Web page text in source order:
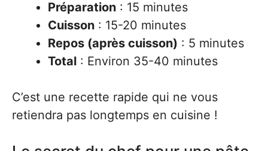
Préparation : 15 minutes
Cuisson : 15-20 minutes
Repos (après cuisson) : 5 minutes
Total : Environ 35-40 minutes
C’est une recette rapide qui ne vous
retiendra pas longtemps en cuisine !